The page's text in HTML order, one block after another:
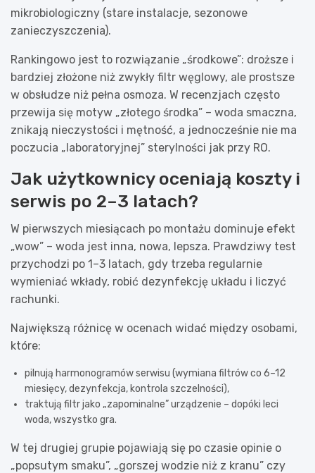
mikrobiologiczny (stare instalacje, sezonowe
zanieczyszczenia).
Rankingowo jest to rozwiązanie „środkowe”: droższe i
bardziej złożone niż zwykły filtr węglowy, ale prostsze
w obsłudze niż pełna osmoza. W recenzjach często
przewija się motyw „złotego środka” – woda smaczna,
znikają nieczystości i mętność, a jednocześnie nie ma
poczucia „laboratoryjnej” sterylności jak przy RO.
Jak użytkownicy oceniają koszty i
serwis po 2–3 latach?
W pierwszych miesiącach po montażu dominuje efekt
„wow” – woda jest inna, nowa, lepsza. Prawdziwy test
przychodzi po 1–3 latach, gdy trzeba regularnie
wymieniać wkłady, robić dezynfekcję układu i liczyć
rachunki.
Największą różnicę w ocenach widać między osobami,
które:
pilnują harmonogramów serwisu (wymiana filtrów co 6–12
miesięcy, dezynfekcja, kontrola szczelności),
traktują filtr jako „zapominalne” urządzenie – dopóki leci
woda, wszystko gra.
W tej drugiej grupie pojawiają się po czasie opinie o
„popsutym smaku”, „gorszej wodzie niż z kranu” czy